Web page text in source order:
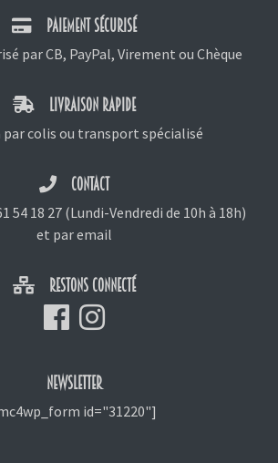
PAIEMENT SÉCURISÉ
par CB, PayPal, Virement ou Chèque
LIVRAISON RAPIDE
par colis ou transport spécialisé
CONTACT
54 18 27(Lundi-Vendredi de 10h à 18h)
et par email
RESTONS CONNECTÉ
NEWSLETTER
id="31220"]